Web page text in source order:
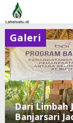
Lewati
konten
Dari Limbah
Banjarsari
Galeri